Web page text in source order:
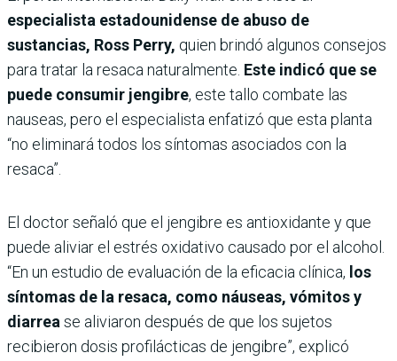
especialista estadounidense de abuso de
sustancias, Ross Perry, quien brindó algunos consejos
para tratar la resaca naturalmente. Este indicó que se
puede consumir jengibre, este tallo combate las
nauseas, pero el especialista enfatizó que esta planta
“no eliminará todos los síntomas asociados con la
resaca”.
El doctor señaló que el jengibre es antioxidante y que
puede aliviar el estrés oxidativo causado por el alcohol.
“En un estudio de evaluación de la eficacia clínica, los
síntomas de la resaca, como náuseas, vómitos y
diarrea se aliviaron después de que los sujetos
recibieron dosis profilácticas de jengibre”, explicó